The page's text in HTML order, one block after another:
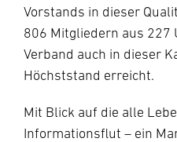
Vorstands in dieser
806 Mitgliedern aus 227
Verband auch in dieser
Höchststand erreicht.
Mit Blick auf die alle
Informationsflut – ein